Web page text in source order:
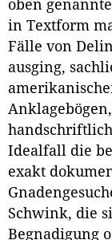
oben
in Textform
Fälle von
ausging,
Idealfall die
exakt
Schwink, die
Begnadigung